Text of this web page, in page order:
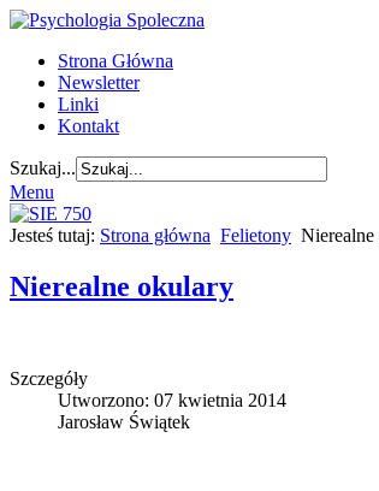
Strona Główna
Newsletter
Linki
Kontakt
Szukaj...
Menu
Jesteś tutaj: Strona główna Felietony
Nierealne okulary
Szczegóły
Utworzono: 07 kwietnia 2014
Jarosław Świątek